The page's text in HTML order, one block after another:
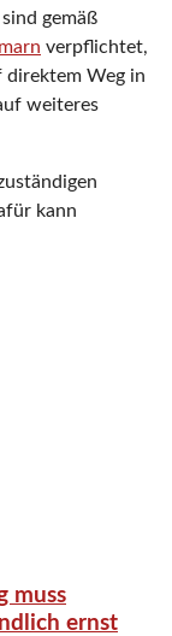
gemäß
verpflichtet,
direktem Weg in
weiteres
kann
muss
ernst